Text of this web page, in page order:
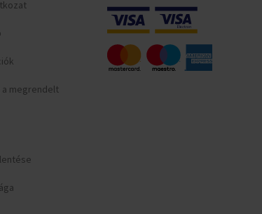
a megrendelt